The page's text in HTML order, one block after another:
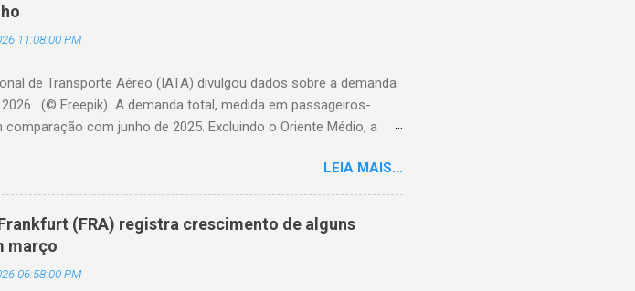
11:08:00 PM
de Transporte Aéreo (IATA) divulgou dados sobre a demanda
(© Freepik) A demanda total, medida em passageiros-
com junho de 2025. Excluindo o Oriente Médio, a
ocupação foi de 84,2% (-0,4 ponto percentual em comparação
caiu 0,9% em comparação com junho de 2025. Excluindo o
A capacidade diminuiu 0,6% em relação ao ano anterior, e o fator
percentual em comparação com junho de 2025). A demanda
com junho de 2025. A capacidade diminuiu 2,4% em relação ao
de 84,0% (-0,5 ponto percentual em comparação com j...
LEIA MAIS...
(FRA) registra crescimento de alguns
março
06:58:00 PM